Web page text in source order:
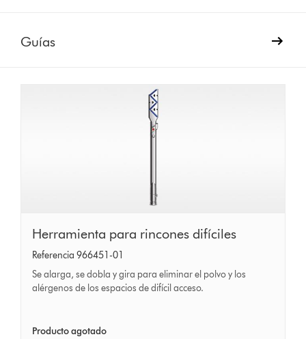
Guías
Herramienta
para
rincones
difíciles
Herramienta para rincones difíciles
Referencia 966451-01
Se alarga, se dobla y gira para eliminar el polvo y los
alérgenos de los espacios de difícil acceso.
Producto agotado